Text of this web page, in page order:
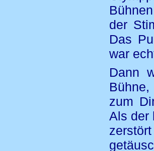
der
Das
war
Dann
zum
Als der